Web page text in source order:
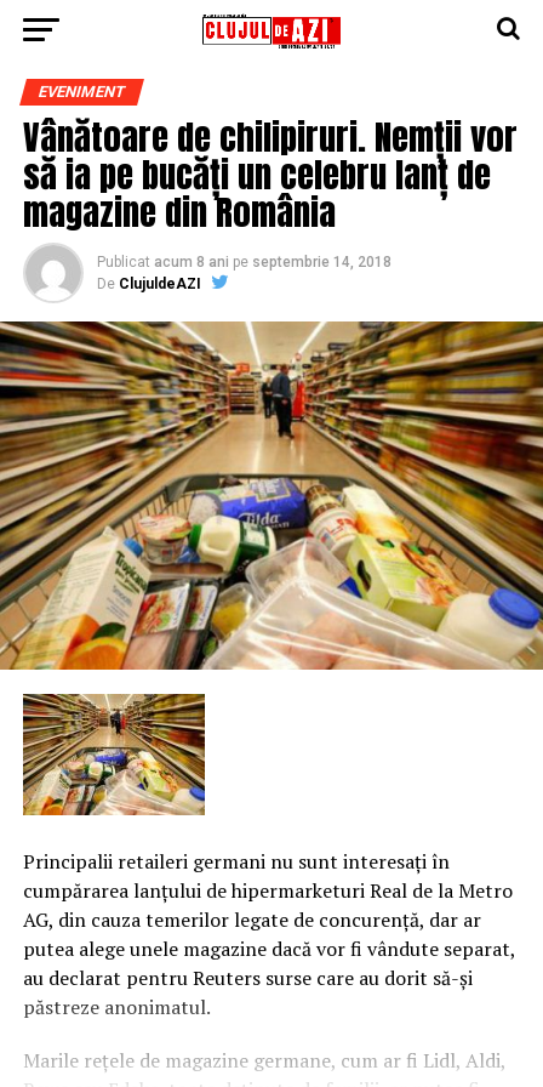
EVENIMENT
Vânătoare de chilipiruri. Nemții vor
să ia pe bucăți un celebru lanț de
magazine din România
Publicat acum 8 ani pe septembrie 14, 2018
De ClujuldeAZI
Principalii retaileri germani nu sunt interesaţi în
cumpărarea lanţului de hipermarketuri Real de la Metro
AG, din cauza temerilor legate de concurenţă, dar ar
putea alege unele magazine dacă vor fi vândute separat,
au declarat pentru Reuters surse care au dorit să-şi
păstreze anonimatul.
Marile reţele de magazine germane, cum ar fi Lidl, Aldi,